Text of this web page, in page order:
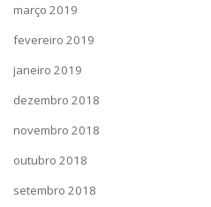
março 2019
fevereiro 2019
janeiro 2019
dezembro 2018
novembro 2018
outubro 2018
setembro 2018